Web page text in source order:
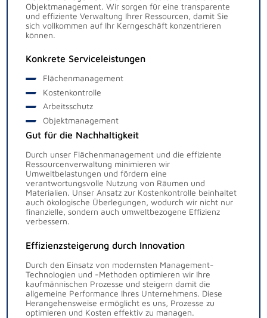
Objektmanagement. Wir sorgen für eine transparente
und effiziente Verwaltung Ihrer Ressourcen, damit Sie
sich vollkommen auf Ihr Kerngeschäft konzentrieren
können.
Konkrete Serviceleistungen
Flächenmanagement
Kostenkontrolle
Arbeitsschutz
Objektmanagement
Gut für die Nachhaltigkeit
Durch unser Flächenmanagement und die effiziente
Ressourcenverwaltung minimieren wir
Umweltbelastungen und fördern eine
verantwortungsvolle Nutzung von Räumen und
Materialien. Unser Ansatz zur Kostenkontrolle beinhaltet
auch ökologische Überlegungen, wodurch wir nicht nur
finanzielle, sondern auch umweltbezogene Effizienz
verbessern.
Effizienzsteigerung durch Innovation
Durch den Einsatz von modernsten Management-
Technologien und -Methoden optimieren wir Ihre
kaufmännischen Prozesse und steigern damit die
allgemeine Performance Ihres Unternehmens. Diese
Herangehensweise ermöglicht es uns, Prozesse zu
optimieren und Kosten effektiv zu managen.